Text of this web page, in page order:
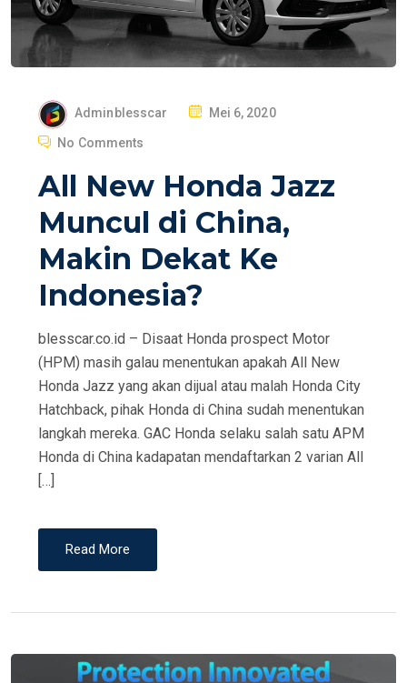
Adminblesscar
P
T
D
O
Mei 6, 2020
No Comments
All New Honda Jazz
Muncul di China,
Makin Dekat Ke
Indonesia?
blesscar.co.id – Disaat Honda prospect Motor
(HPM) masih galau menentukan apakah All New
Honda Jazz yang akan dijual atau malah Honda City
Hatchback, pihak Honda di China sudah menentukan
langkah mereka. GAC Honda selaku salah satu APM
Honda di China kadapatan mendaftarkan 2 varian All
[…]
Read More